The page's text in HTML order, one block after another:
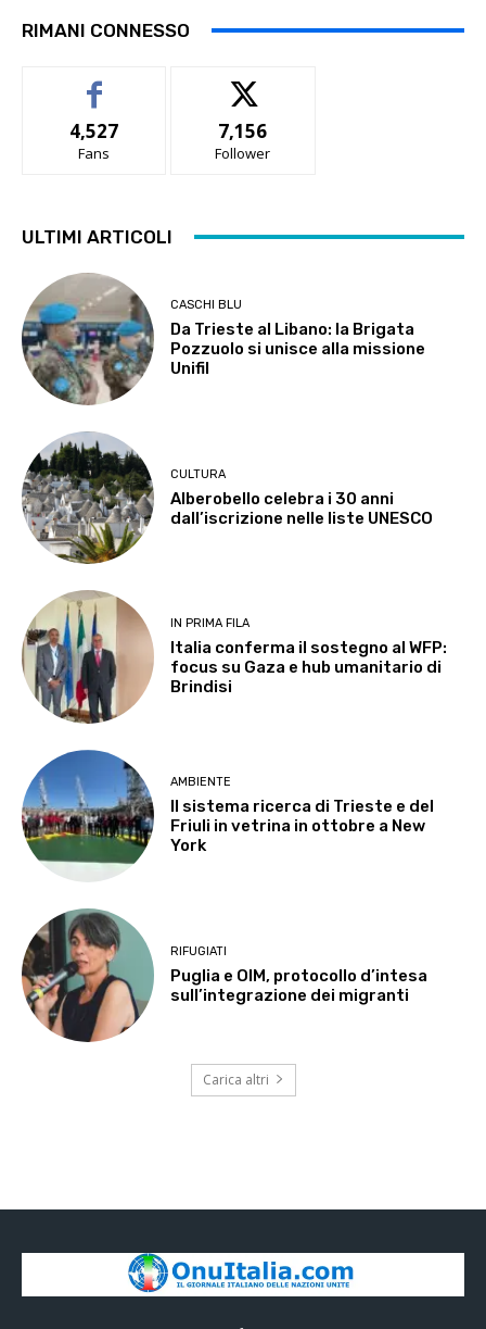
RIMANI CONNESSO
4,527
Fans
7,156
Follower
ULTIMI ARTICOLI
CASCHI BLU
Da Trieste al Libano: la Brigata
Pozzuolo si unisce alla missione
Unifil
CULTURA
Alberobello celebra i 30 anni
dall’iscrizione nelle liste UNESCO
IN PRIMA FILA
Italia conferma il sostegno al WFP:
focus su Gaza e hub umanitario di
Brindisi
AMBIENTE
Il sistema ricerca di Trieste e del
Friuli in vetrina in ottobre a New
York
RIFUGIATI
Puglia e OIM, protocollo d’intesa
sull’integrazione dei migranti
Carica altri